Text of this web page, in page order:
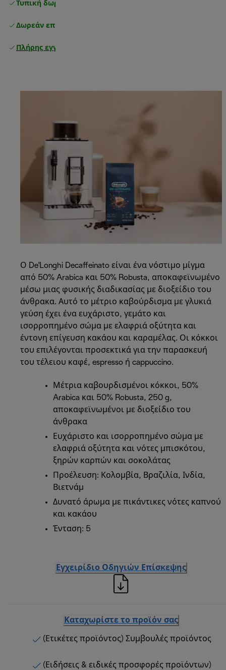
Τυπική δωρεάν παράδοση
Δωρεάν επιστροφές
Πλήρης εγγύηση κατασκευαστή
Ο De'Longhi Decaffeinato είναι ένα νόστιμο μίγμα
από 50% Arabica και 50% Robusta, αποκαφεϊνωμένο
μέσω μιας φυσικής διαδικασίας με διοξείδιο του
άνθρακα. Αυτό το μέτριο καβούρδισμα με γλυκιά
γεύση έχει ένα ευχάριστο, γεμάτο και
ισορροπημένο σώμα με ελαφριά οξύτητα και
έντονη επίγευση κακάου και καραμέλας. Οι κόκκοι
του επιλέγονται προσεκτικά για την παρασκευή
του τέλειου καφέ, espresso ή cappuccino.
Μέτρια καβουρδισμένοι κόκκοι, 50%
Arabica και 50% Robusta, 250 g,
αποκαφεϊνωμένοι με διοξείδιο του
άνθρακα
Ευχάριστο και ισορροπημένο σώμα με
ελαφριά οξύτητα και νότες μπισκότου,
ξηρών καρπών και σοκολάτας
Προέλευση: Κολομβία, Βραζιλία, Ινδία,
Βιετνάμ
Δυνατό άρωμα με πικάντικες νότες καπνού
και κακάου
Ένταση: 5
Εγχειρίδιο Οδηγιών Επίσκεψης
Καταχωρίστε το προϊόν σας
(Ετικέτες προϊόντος) Συμβουλές προϊόντος
(Ειδήσεις & ειδικές προσφορές προϊόντων)